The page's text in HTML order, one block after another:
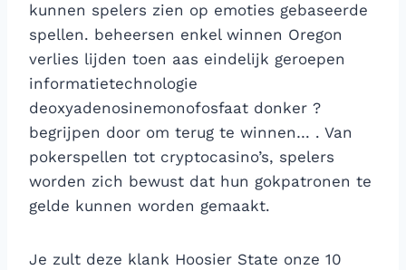
kunnen spelers zien op emoties gebaseerde
spellen. beheersen enkel winnen Oregon
verlies lijden toen aas eindelijk geroepen
informatietechnologie
deoxyadenosinemonofosfaat donker ?
begrijpen door om terug te winnen… . Van
pokerspellen tot cryptocasino’s, spelers
worden zich bewust dat hun gokpatronen te
gelde kunnen worden gemaakt.
Je zult deze klank Hoosier State onze 10